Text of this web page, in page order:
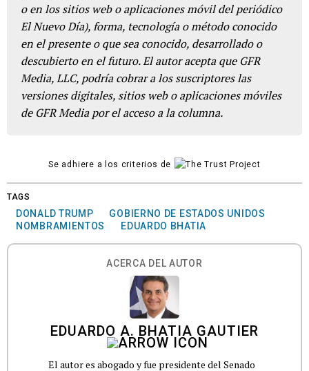
o en los sitios web o aplicaciones móvil del periódico
El Nuevo Día), forma, tecnología o método conocido
en el presente o que sea conocido, desarrollado o
descubierto en el futuro. El autor acepta que GFR
Media, LLC, podría cobrar a los suscriptores las
versiones digitales, sitios web o aplicaciones móviles
de GFR Media por el acceso a la columna.
Se adhiere a los criterios de
TAGS
DONALD TRUMP
GOBIERNO DE ESTADOS UNIDOS
NOMBRAMIENTOS
EDUARDO BHATIA
ACERCA DEL AUTOR
EDUARDO A. BHATIA GAUTIER
El autor es abogado y fue presidente del Senado